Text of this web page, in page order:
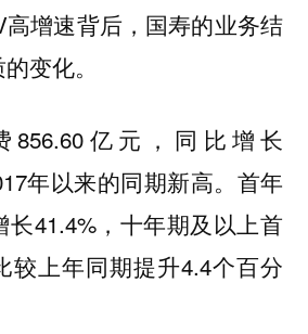
增速背后，国寿的业务结
变化。
856.60亿元，同比增长
年以来的同期新高。首年
41.4%，十年期及以上首
较上年同期提升4.4个百分